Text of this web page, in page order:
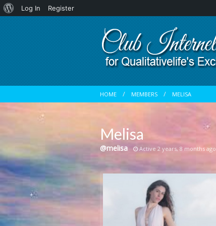
About
Log In
Register
HOME MEMBERS MELISA
Melisa
@melisa Active 2 years, 8 months ago